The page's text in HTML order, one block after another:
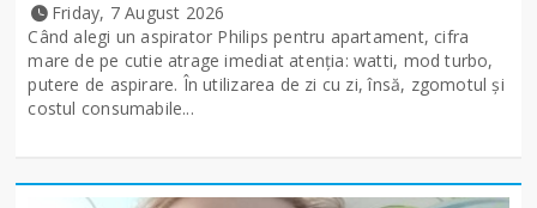
Friday, 7 August 2026
Când alegi un aspirator Philips pentru apartament, cifra
mare de pe cutie atrage imediat atenția: watti, mod turbo,
putere de aspirare. În utilizarea de zi cu zi, însă, zgomotul și
costul consumabile...